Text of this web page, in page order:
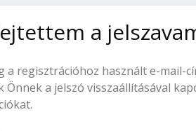
a
a regisztrációhoz használt e-mail-
Önnek a jelszó visszaállításával